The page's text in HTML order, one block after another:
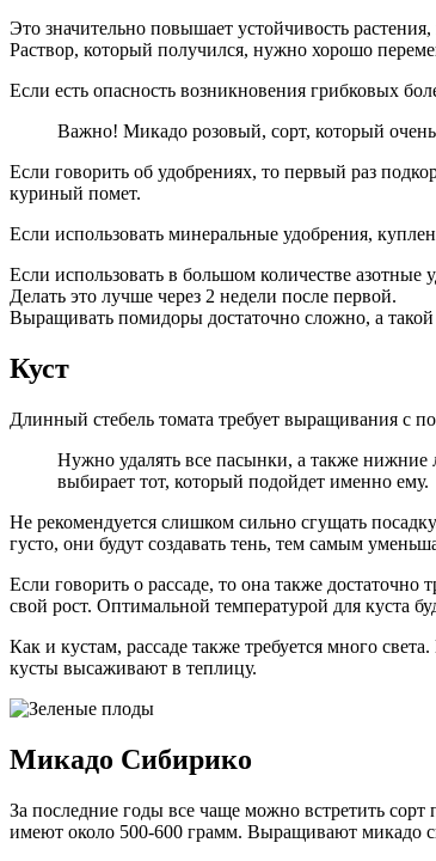
Это значительно повышает устойчивость
Раствор, который получился, нужно хорошо
Если есть опасность возникновения грибковых
Важно! Микадо розовый, сорт, который
Если говорить об удобрениях, то первый раз
куриный помет.
Если использовать минеральные удобрения,
Если использовать в большом количестве
Делать это лучше через 2 недели после первой.
Выращивать помидоры достаточно сложно, а
Куст
Длинный стебель томата требует выращивания с
Нужно удалять все пасынки, а также нижние
выбирает тот, который подойдет именно ему.
Не рекомендуется слишком сильно сгущать
густо, они будут создавать тень, тем самым
Если говорить о рассаде, то она также
свой рост. Оптимальной температурой для куста
Как и кустам, рассаде также требуется много
кусты высаживают в теплицу.
Микадо Сибирико
За последние годы все чаще можно встретить
имеют около 500-600 грамм. Выращивают микадо